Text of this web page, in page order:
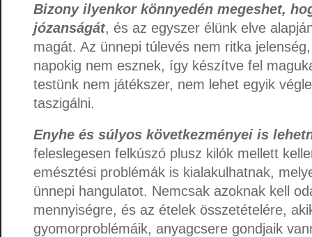
Bizony ilyenkor könnyedén megeshet,
józanságát, és az egyszer élünk elve
magát. Az ünnepi túlevés nem ritka
napokig nem esznek, így készítve fel
testünk nem játékszer, nem lehet egyik
taszigálni.
Enyhe és súlyos következményei is
feleslegesen felkúszó plusz kilók mellett
emésztési problémák is kialakulhatnak,
ünnepi hangulatot. Nemcsak azoknak kell
mennyiségre, és az ételek összetételére,
gyomorproblémáik, anyagcsere gondjaik